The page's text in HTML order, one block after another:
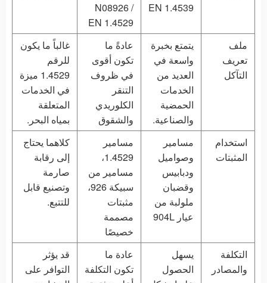
EN 1.4539
N08926 /
EN 1.4529
ملف
تعريف
التآكل
يتمتع بخبرة
واسعة في
العديد من
الخدمات
الحمضية
والصناعية.
عادةً ما
تكون أقوى
في ظروف
التنقر
الكلوريدي
والشقوق
غالباً ما يكون
للرقم
1.4529 ميزة
في الخدمات
المتعلقة
بمياه البحر.
استخدام
المثبتات
مسامير
وصواميل
ودبابيس
وقضبان
ملولبة من
عيار 904L
مسامير
1.4529،
مسامير من
سبيكة 926،
مثبتات
مصممة
خصيصًا
كلاهما يحتاج
إلى رقابة
صارمة
وتصنيع قابل
للتتبع.
التكلفة
والمصادر
يسهل
الحصول
عادة ما
تكون التكلفة
قد يؤثر
التوافر على